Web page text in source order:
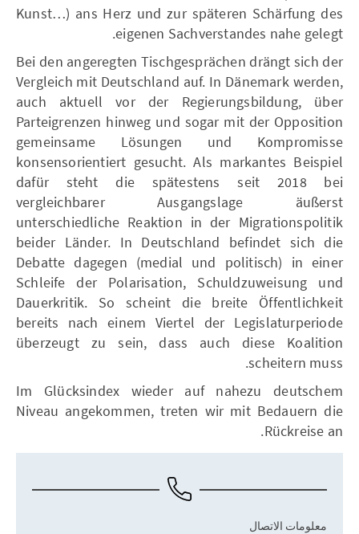
Kunst…) ans Herz und zur späteren Schärfung des
eigenen Sachverstandes nahe gelegt.
Bei den angeregten Tischgesprächen drängt sich der
Vergleich mit Deutschland auf. In Dänemark werden,
auch aktuell vor der Regierungsbildung, über
Parteigrenzen hinweg und sogar mit der Opposition
gemeinsame Lösungen und Kompromisse
konsensorientiert gesucht. Als markantes Beispiel
dafür steht die spätestens seit 2018 bei
vergleichbarer Ausgangslage äußerst
unterschiedliche Reaktion in der Migrationspolitik
beider Länder. In Deutschland befindet sich die
Debatte dagegen (medial und politisch) in einer
Schleife der Polarisation, Schuldzuweisung und
Dauerkritik. So scheint die breite Öffentlichkeit
bereits nach einem Viertel der Legislaturperiode
überzeugt zu sein, dass auch diese Koalition
scheitern muss.
Im Glücksindex wieder auf nahezu deutschem
Niveau angekommen, treten wir mit Bedauern die
Rückreise an.
معلومات الاتصال